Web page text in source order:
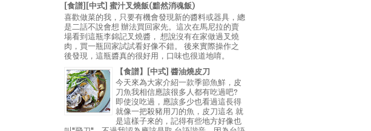
[食譜][中式] 蜜汁叉燒飯(黯然消魂飯)
喜歡做菜的我，只要有機會發現新的醬料或器具，總
是二話不說會想 辦法買回家先。這次在馬尼拉的賣
場看到這瓶李錦記叉燒醬， 想說沒有在家做過叉燒
肉，買一瓶回家試試看好像不錯。 後來實際操作之
後發現，這瓶醬真的很好用，口味也很道地唷。
【食譜】[中式] 醬油燒皮刀
今天來為大家介紹一款季節魚鮮，皮
刀魚我相信應該很多人都有吃過吧?
即使沒吃過，應該多少也看過這長得
就像一把殺豬用刀的魚，皮刀這名 就
是這樣子來的，記得有些地方好像也